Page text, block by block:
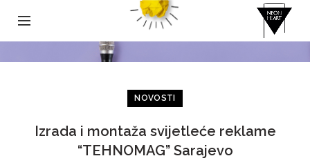
NOVOSTI
Izrada i montaža svijetleće reklame
“TEHNOMAG” Sarajevo